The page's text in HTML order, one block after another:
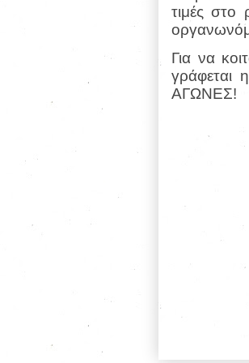
τιμές στο
Για να
γράφεται
ΑΓΩΝΕΣ!